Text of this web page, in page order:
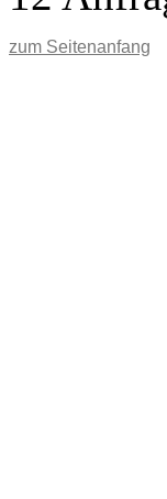
zum Seitenanfang